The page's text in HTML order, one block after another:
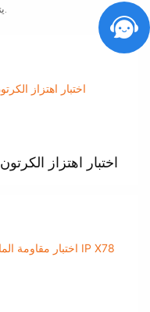
يتوقعها عملاؤنا.
اختبار اهتزاز الكرتون